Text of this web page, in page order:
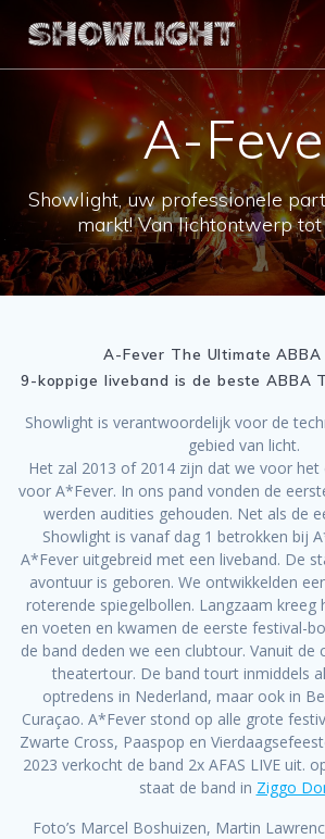
inhoud
A-
Showlight, uw professionele
markt! Van lichtontwerp
A-Fever The Ultimate
9-koppige liveband is de beste ABBA
Showlight is verantwoordelijk voor de
gebied van licht.
Het zal 2013 of 2014 zijn dat we voor het
voor A*Fever. In ons pand vonden de
werden audities gehouden. Net als de
Showlight is vanaf dag 1 betrokken bij
A*Fever uitgebreid met een liveband. De
avontuur is geboren. We ontwikkelden
roterende spiegelbollen. Langzaam kreeg
en voeten en kwamen de eerste festival-
de band deden we een clubtour. Vanuit
theatertour. De band tourt inmiddels
optredens in Nederland, maar ook in
Curaçao. A*Fever stond op alle grote
Zwarte Cross, Paaspop en
2023 verkocht de band 2x AFAS LIVE uit.
staat de band in Ziggo
Foto’s Marcel Boshuizen, Martin